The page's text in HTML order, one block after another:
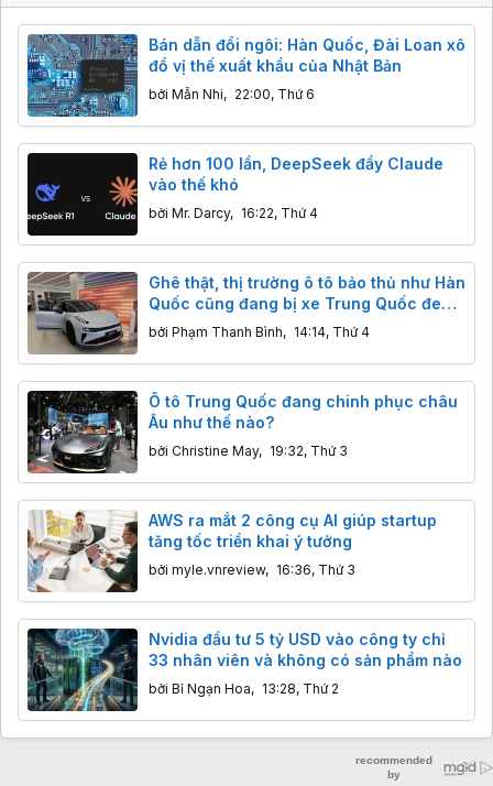
Bán dẫn đổi ngôi: Hàn Quốc, Đài Loan xô
đổ vị thế xuất khẩu của Nhật Bản
bởi Mẫn Nhi, 22:00, Thứ 6
Rẻ hơn 100 lần, DeepSeek đẩy Claude
vào thế khó
bởi Mr. Darcy, 16:22, Thứ 4
Ghê thật, thị trường ô tô bảo thủ như Hàn
Quốc cũng đang bị xe Trung Quốc đe
dọa
bởi Phạm Thanh Bình, 14:14, Thứ 4
Ô tô Trung Quốc đang chinh phục châu
Âu như thế nào?
bởi Christine May, 19:32, Thứ 3
AWS ra mắt 2 công cụ AI giúp startup
tăng tốc triển khai ý tưởng
bởi myle.vnreview, 16:36, Thứ 3
Nvidia đầu tư 5 tỷ USD vào công ty chỉ
33 nhân viên và không có sản phẩm nào
bởi Bỉ Ngạn Hoa, 13:28, Thứ 2